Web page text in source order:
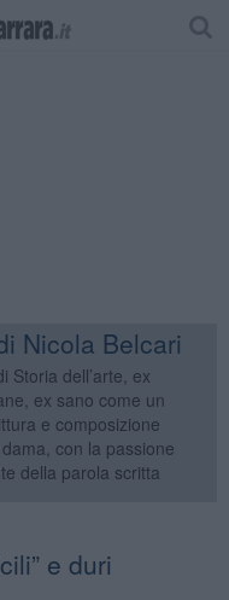
Nicola Belcari
Storia dell’arte, ex
ex sano come un
e composizione
con la passione
della parola scritta
e duri